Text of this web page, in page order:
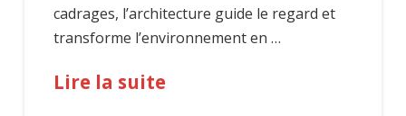
cadrages, l’architecture guide le regard et
transforme l’environnement en …
Lire la suite